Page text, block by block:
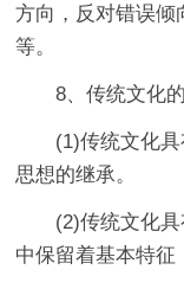
方向，反对错误倾
等。
8、传统文化
(1)传统文化
思想的继承。
(2)传统文化
中保留着基本特征